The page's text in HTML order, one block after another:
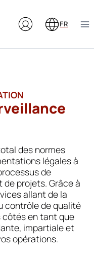
FR
des normes
légales à
de
projets. Grâce à
allant de la
contrôle de qualité
côtés en tant que
impartiale et
opérations.